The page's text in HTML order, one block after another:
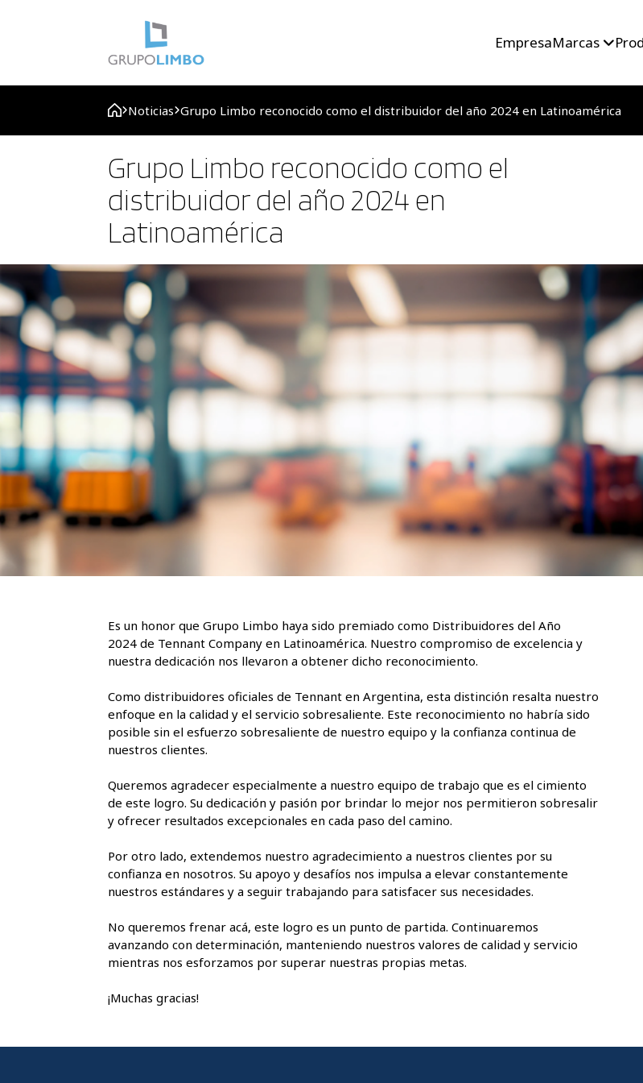
EmpresaMarcas
Noticias Grupo Limbo reconocido como el distribuidor del año 2024 en Latinoamérica
Grupo Limbo reconocido como el
distribuidor del año 2024 en
Latinoamérica
Es un honor que Grupo Limbo haya sido premiado como Distribuidores del Año
2024 de Tennant Company en Latinoamérica. Nuestro compromiso de excelencia y
nuestra dedicación nos llevaron a obtener dicho reconocimiento.
Como distribuidores oficiales de Tennant en Argentina, esta distinción resalta nuestro
enfoque en la calidad y el servicio sobresaliente. Este reconocimiento no habría sido
posible sin el esfuerzo sobresaliente de nuestro equipo y la confianza continua de
nuestros clientes.
Queremos agradecer especialmente a nuestro equipo de trabajo que es el cimiento
de este logro. Su dedicación y pasión por brindar lo mejor nos permitieron sobresalir
y ofrecer resultados excepcionales en cada paso del camino.
Por otro lado, extendemos nuestro agradecimiento a nuestros clientes por su
confianza en nosotros. Su apoyo y desafíos nos impulsa a elevar constantemente
nuestros estándares y a seguir trabajando para satisfacer sus necesidades.
No queremos frenar acá, este logro es un punto de partida. Continuaremos
avanzando con determinación, manteniendo nuestros valores de calidad y servicio
mientras nos esforzamos por superar nuestras propias metas.
¡Muchas gracias!